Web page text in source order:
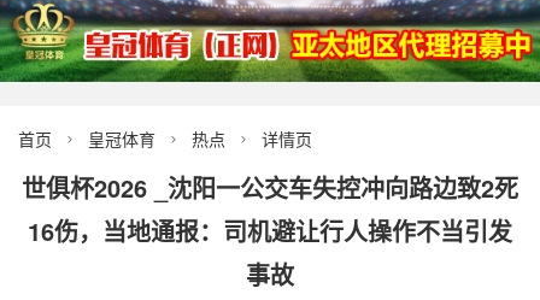
首页  皇冠体育  热点  详情页
世俱杯2026 _沈阳一公交车失控冲向路边致2死
16伤，当地通报：司机避让行人操作不当引发
事故